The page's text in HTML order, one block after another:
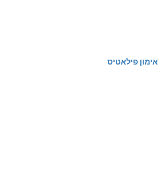
אימון פילאטיס